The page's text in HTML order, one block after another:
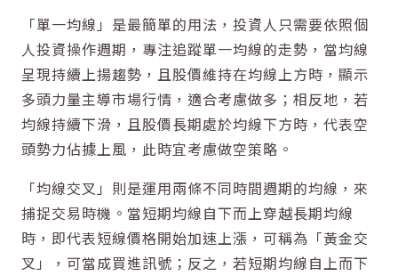
「單一均線」是最簡單的用法，投資人只需要依照個
人投資操作週期，專注追蹤單一均線的走勢，當均線
呈現持續上揚趨勢，且股價維持在均線上方時，顯示
多頭力量主導市場行情，適合考慮做多；相反地，若
均線持續下滑，且股價長期處於均線下方時，代表空
頭勢力佔據上風，此時宜考慮做空策略。
「均線交叉」則是運用兩條不同時間週期的均線，來
捕捉交易時機。當短期均線自下而上穿越長期均線
時，即代表短線價格開始加速上漲，可稱為「黃金交
叉」，可當成買進訊號；反之，若短期均線自上而下